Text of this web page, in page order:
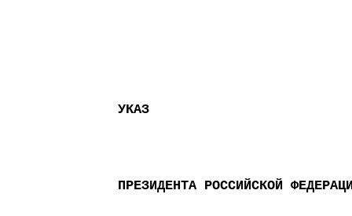
УКАЗ
ПРЕЗИДЕНТА РОССИЙСКОЙ